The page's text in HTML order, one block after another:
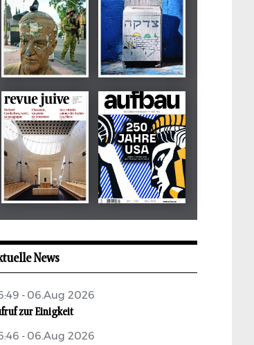
Dezember 2024
tachles
März 2026
Beilage
Mai 2026 Mai 2026
News
- 06.Aug 2026
zur Einigkeit
- 06.Aug 2026